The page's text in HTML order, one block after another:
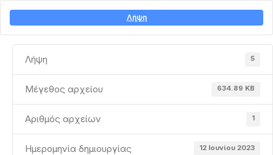
Λήψη
Λήψη 5
Μέγεθος αρχείου 634.89 KB
Αριθμός αρχείων 1
Ημερομηνία δημιουργίας 12 Ιουνίου 2023